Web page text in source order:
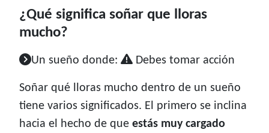
¿Qué significa soñar que lloras
mucho?
Un sueño donde: Debes tomar acción
Soñar qué lloras mucho dentro de un sueño
tiene varios significados. El primero se inclina
hacia el hecho de que estás muy cargado